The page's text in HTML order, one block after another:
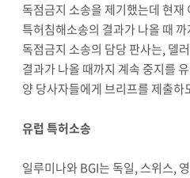
독점금지 소송을 제기했는데 현재
특허침해소송의 결과가 나올 때
독점금지 소송의 담당 판사는, 델
결과가 나올 때까지 계속 중지를
양 당사자들에게 브리프를 제출
유럽 특허소송
일루미나와 BGI는 독일, 스위스,